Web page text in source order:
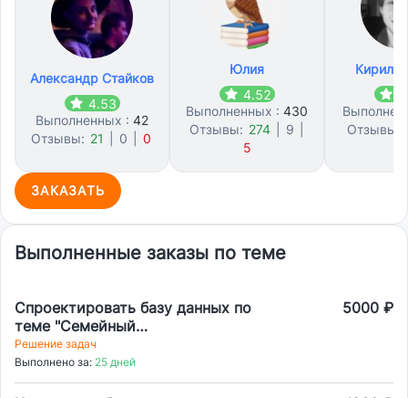
Александр Стайков
4.53
Выполненных : 42
Отзывы: 21 0 0
Юлия
4.52
Выполненных : 430
Отзывы: 274 9
5
Кирилл
Отзывы:
ЗАКАЗАТЬ
Выполненные заказы по теме
Спроектировать базу данных по
теме "Семейный
бюджет",определить
сущности,внешние ключи,можно
через айдишники(FK). Разработать
5000 ₽
Решение задач
Выполнено за: 25 дней